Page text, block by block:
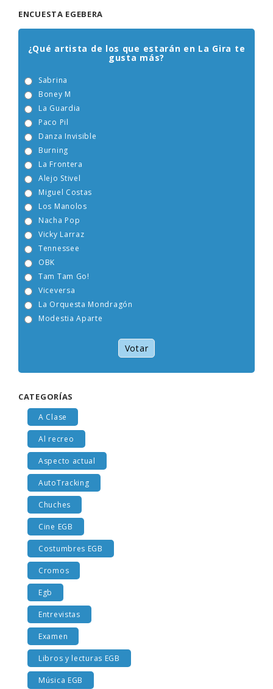
ENCUESTA EGEBERA
¿Qué artista de los que estarán en La Gira te
gusta más?
Sabrina
Boney M
La Guardia
Paco Pil
Danza Invisible
Burning
La Frontera
Alejo Stivel
Miguel Costas
Los Manolos
Nacha Pop
Vicky Larraz
Tennessee
OBK
Tam Tam Go!
Viceversa
La Orquesta Mondragón
Modestia Aparte
Votar
CATEGORÍAS
A Clase
Al recreo
Aspecto actual
AutoTracking
Chuches
Cine EGB
Costumbres EGB
Cromos
Egb
Entrevistas
Examen
Libros y lecturas EGB
Música EGB